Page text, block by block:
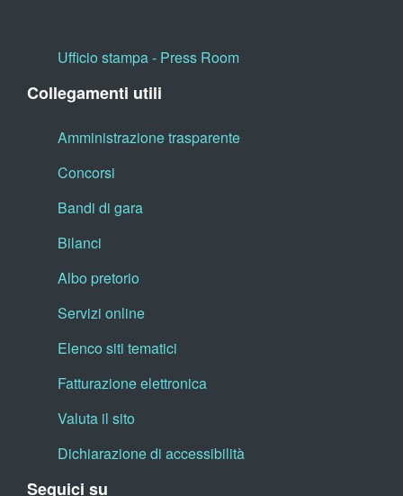
Ufficio stampa - Press Room
Collegamenti utili
Amministrazione trasparente
Concorsi
Bandi di gara
Bilanci
Albo pretorio
Servizi online
Elenco siti tematici
Fatturazione elettronica
Valuta il sito
Dichiarazione di accessibilità
Seguici su